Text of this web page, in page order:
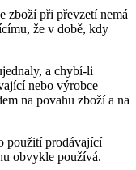
při převzetí nemá
že v době, kdy
a chybí-li
nebo výrobce
na povahu zboží a na
použití prodávající
obvykle používá.